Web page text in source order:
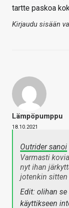
tartte paskoa
Kirjaudu sisään
Lämpöpumppu
18.10.2021
Outrider sanoi
Varmasti
nyt ihan
jotenkin sitten
Edit: olihan
käyttikseen